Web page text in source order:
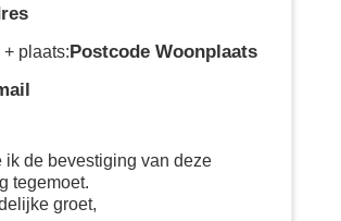
+ plaats:Postcode Woonplaats
ik de bevestiging van deze
tegemoet.
groet,